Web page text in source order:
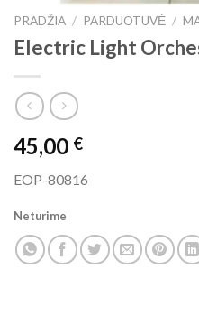
PRADŽIA / PARDUOTUVĖ /
Electric Light
45,00 €
EOP-80816
Neturime